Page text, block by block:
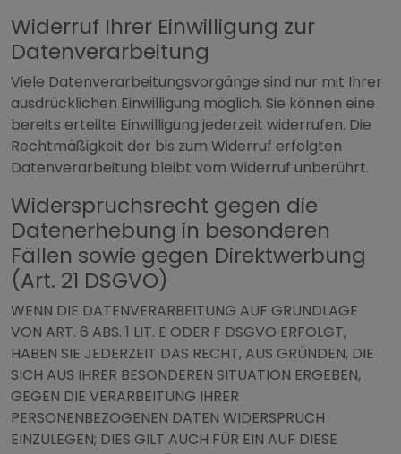
Widerruf Ihrer Einwilligung zur
Datenverarbeitung
Viele Datenverarbeitungsvorgänge sind nur mit Ihrer
ausdrücklichen Einwilligung möglich. Sie können eine
bereits erteilte Einwilligung jederzeit widerrufen. Die
Rechtmäßigkeit der bis zum Widerruf erfolgten
Datenverarbeitung bleibt vom Widerruf unberührt.
Widerspruchsrecht gegen die
Datenerhebung in besonderen
Fällen sowie gegen Direktwerbung
(Art. 21 DSGVO)
WENN DIE DATENVERARBEITUNG AUF GRUNDLAGE
VON ART. 6 ABS. 1 LIT. E ODER F DSGVO ERFOLGT,
HABEN SIE JEDERZEIT DAS RECHT, AUS GRÜNDEN, DIE
SICH AUS IHRER BESONDEREN SITUATION ERGEBEN,
GEGEN DIE VERARBEITUNG IHRER
PERSONENBEZOGENEN DATEN WIDERSPRUCH
EINZULEGEN; DIES GILT AUCH FÜR EIN AUF DIESE